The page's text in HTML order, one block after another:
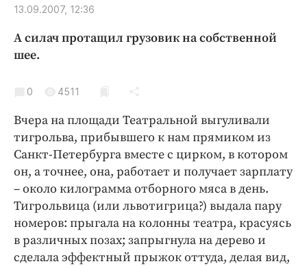
Статьи
Криминал
Недвижимость и ЖКХ
Образование
Общество
Погода
Праздники
Происшествия
Спорт
13.09.2007, 12:36
А силач протащил грузовик на собственной
шее.
0 4511
Вчера на площади Театральной выгуливали
тигрольва, прибывшего к нам прямиком из
Санкт-Петербурга вместе с цирком, в котором
он, а точнее, она, работает и получает зарплату
– около килограмма отборного мяса в день.
Тигрольвица (или львотигрица?) выдала пару
номеров: прыгала на колонны театра, красуясь
в различных позах; запрыгнула на дерево и
сделала эффектный прыжок оттуда, делая вид,